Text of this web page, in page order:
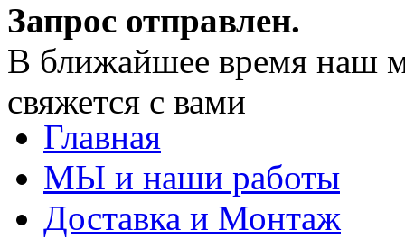
Запрос отправлен.
В ближайшее время наш
свяжется с вами
Главная
МЫ и наши работы
Доставка и Монтаж